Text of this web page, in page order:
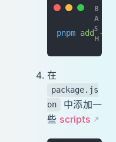
pnpm add -D
在
package.js
on
中添加一
些 scripts